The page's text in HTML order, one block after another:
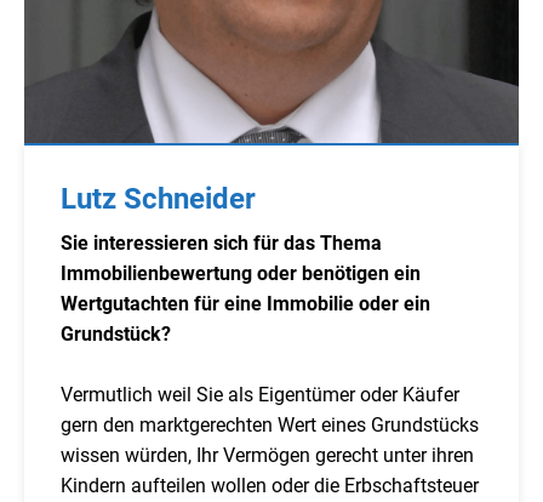
Lutz Schneider
Sie interessieren sich für das Thema
Immobilienbewertung oder benötigen ein
Wertgutachten für eine Immobilie oder ein
Grundstück?
Vermutlich weil Sie als Eigentümer oder Käufer
gern den marktgerechten Wert eines Grundstücks
wissen würden, Ihr Vermögen gerecht unter ihren
Kindern aufteilen wollen oder die Erbschaftsteuer